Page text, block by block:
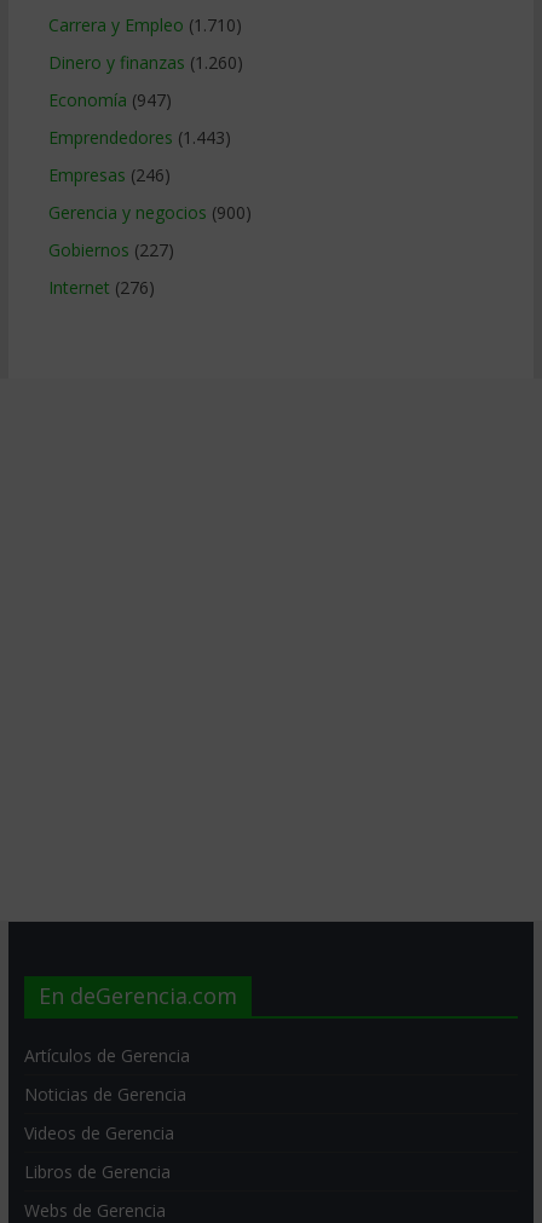
Carrera y Empleo (1.710)
Dinero y finanzas (1.260)
Economía (947)
Emprendedores (1.443)
Empresas (246)
Gerencia y negocios (900)
Gobiernos (227)
Internet (276)
En deGerencia.com
Artículos de Gerencia
Noticias de Gerencia
Videos de Gerencia
Libros de Gerencia
Webs de Gerencia